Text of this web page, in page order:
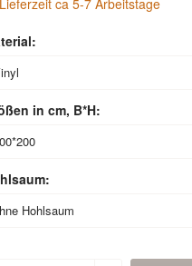
Lieferzeit ca 5-7 Arbeitstage
in cm, B*H: